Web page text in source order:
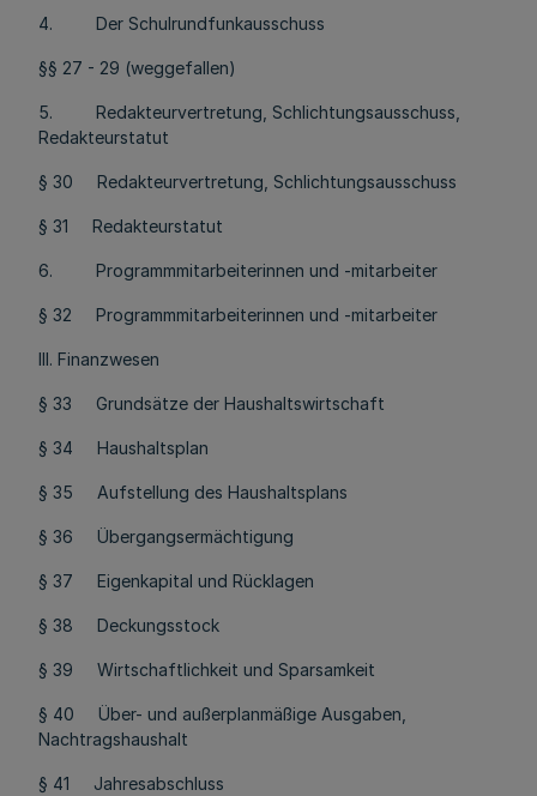
4. Der Schulrundfunkausschuss
§§ 27 - 29 (weggefallen)
5. Redakteurvertretung, Schlichtungsausschuss,
Redakteurstatut
§ 30 Redakteurvertretung, Schlichtungsausschuss
§ 31 Redakteurstatut
6. Programmmitarbeiterinnen und -mitarbeiter
§ 32 Programmmitarbeiterinnen und -mitarbeiter
III. Finanzwesen
§ 33 Grundsätze der Haushaltswirtschaft
§ 34 Haushaltsplan
§ 35 Aufstellung des Haushaltsplans
§ 36 Übergangsermächtigung
§ 37 Eigenkapital und Rücklagen
§ 38 Deckungsstock
§ 39 Wirtschaftlichkeit und Sparsamkeit
§ 40 Über- und außerplanmäßige Ausgaben,
Nachtragshaushalt
§ 41 Jahresabschluss